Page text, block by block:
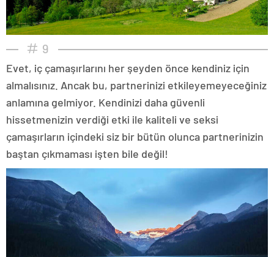
9
Evet, iç çamaşırlarını her şeyden önce kendiniz için
almalısınız. Ancak bu, partnerinizi etkileyemeyeceğiniz
anlamına gelmiyor. Kendinizi daha güvenli
hissetmenizin verdiği etki ile kaliteli ve seksi
çamaşırların içindeki siz bir bütün olunca partnerinizin
baştan çıkmaması işten bile değil!